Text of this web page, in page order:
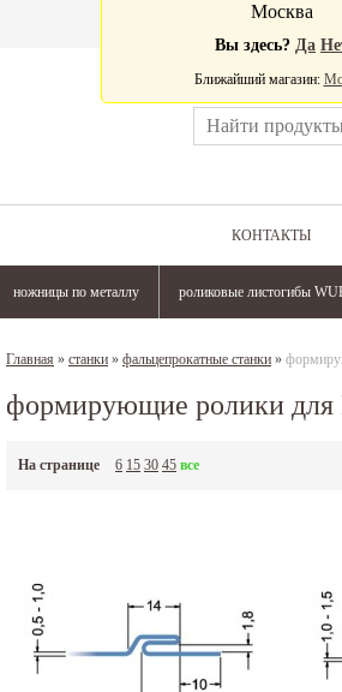
КОНТАКТЫ
ножницы по металлу роликовые листогибы
Москва
Вы здесь? Да
Ближайший магазин:
Главная » станки » фальцепрокатные станки »
формирующие ролики для
На странице 6 15 30 45 все